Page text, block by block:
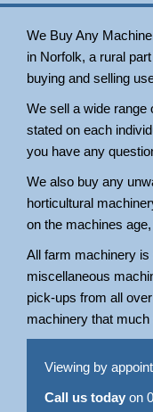
We Buy Any
in Norfolk, a rural
buying and selling
We sell a wide range
stated on each
you have any
We also buy any
horticultural
on the machines
All farm machinery
miscellaneous
pick-ups from all
machinery that much
Viewing by
Call us today on